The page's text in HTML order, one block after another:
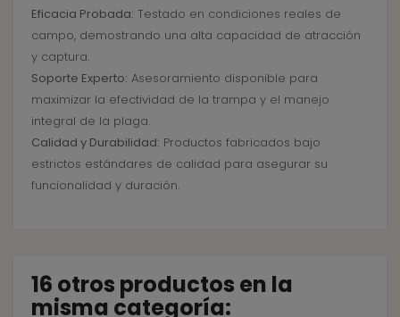
Eficacia Probada: Testado en condiciones reales de
campo, demostrando una alta capacidad de atracción
y captura.
Soporte Experto: Asesoramiento disponible para
maximizar la efectividad de la trampa y el manejo
integral de la plaga.
Calidad y Durabilidad: Productos fabricados bajo
estrictos estándares de calidad para asegurar su
funcionalidad y duración.
16 otros productos en la
misma categoría: